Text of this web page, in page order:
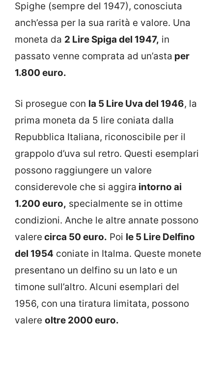
Spighe (sempre del 1947), conosciuta
anch’essa per la sua rarità e valore. Una
moneta da 2 Lire Spiga del 1947, in
passato venne comprata ad un’asta per
1.800 euro.
Si prosegue con la 5 Lire Uva del 1946, la
prima moneta da 5 lire coniata dalla
Repubblica Italiana, riconoscibile per il
grappolo d’uva sul retro. Questi esemplari
possono raggiungere un valore
considerevole che si aggira intorno ai
1.200 euro, specialmente se in ottime
condizioni. Anche le altre annate possono
valere circa 50 euro. Poi le 5 Lire Delfino
del 1954 coniate in Italma. Queste monete
presentano un delfino su un lato e un
timone sull’altro. Alcuni esemplari del
1956, con una tiratura limitata, possono
valere oltre 2000 euro.